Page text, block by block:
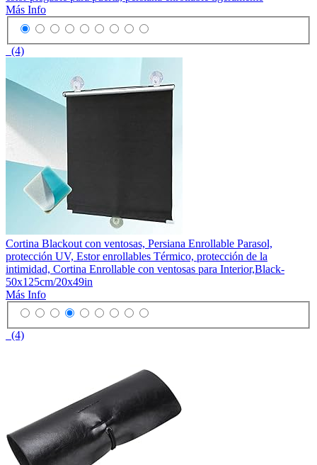
Más Info
(4)
Cortina Blackout con ventosas, Persiana Enrollable Parasol,
protección UV, Estor enrollables Térmico, protección de la
intimidad, Cortina Enrollable con ventosas para Interior,Black-
50x125cm/20x49in
Más Info
(4)